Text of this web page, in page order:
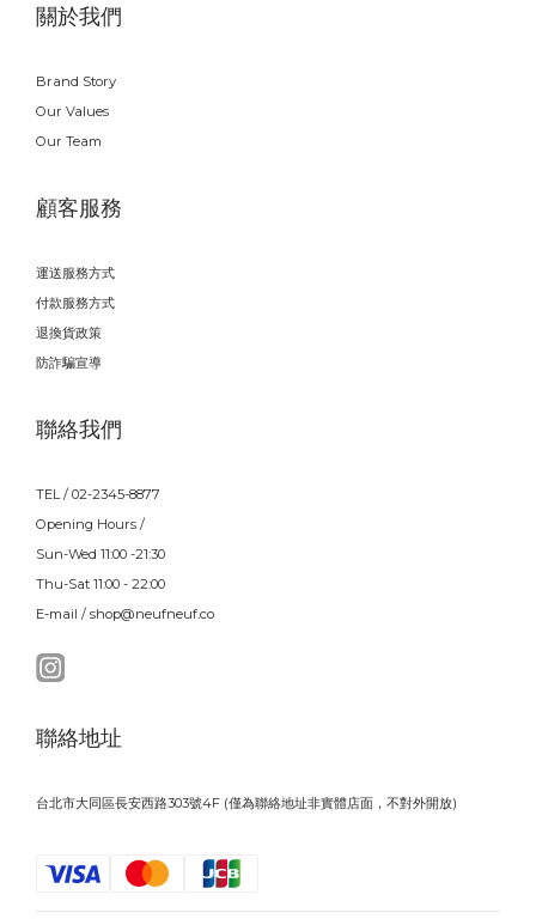
關於我們
Brand Story
Our Values
Our Team
顧客服務
運送服務方式
付款服務方式
退換貨政策
防詐騙宣導
聯絡我們
TEL / 02-2345-8877
Opening Hours /
Sun-Wed 11:00 -21:30
Thu-Sat 11:00 - 22:00
E-mail / shop@neufneuf.co
聯絡地址
台北市大同區長安西路303號4F (僅為聯絡地址非實體店面，不對外開放)